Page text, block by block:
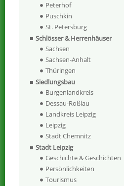
Peterhof
Puschkin
St. Petersburg
Schlösser & Herrenhäuser
Sachsen
Sachsen-Anhalt
Thüringen
Siedlungsbau
Burgenlandkreis
Dessau-Roßlau
Landkreis Leipzig
Leipzig
Stadt Chemnitz
Stadt Leipzig
Geschichte & Geschichten
Persönlichkeiten
Tourismus